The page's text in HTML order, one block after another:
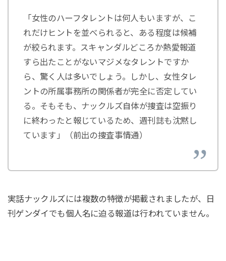
「女性のハーフタレントは何人もいますが、こ
れだけヒントを並べられると、ある程度は候補
が絞られます。スキャンダルどころか熱愛報道
すら出たことがないマジメなタレントですか
ら、驚く人は多いでしょう。しかし、女性タレ
ントの所属事務所の関係者が完全に否定してい
る。そもそも、ナックルズ自体が捜査は空振り
に終わったと報じているため、週刊誌も沈黙し
ています」（前出の捜査事情通）
実話ナックルズには複数の特徴が掲載されましたが、日
刊ゲンダイでも個人名に迫る報道は行われていません。